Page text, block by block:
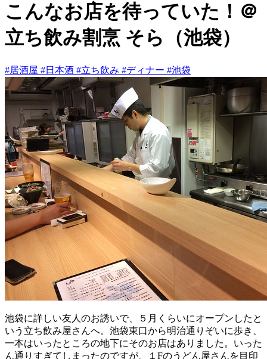
こんなお店を待っていた！＠
立ち飲み割烹 そら（池袋）
#居酒屋 #日本酒 #立ち飲み #ディナー #池袋
池袋に詳しい友人のお誘いで、５月くらいにオープンしたと
いう立ち飲み屋さんへ。池袋東口から明治通りぞいに歩き、
一本はいったところの地下にそのお店はありました。いった
ん通りすぎてしまったのですが、１Fのうどん屋さんを目印